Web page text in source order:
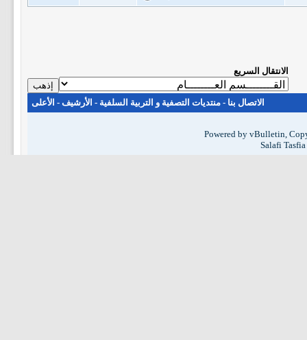
الانتقال السريع
الاتصال بنا - منتديات التصفية و التربية السلفية - الأرشيف - الأعلى
Powered by vBulletin,
Salafi